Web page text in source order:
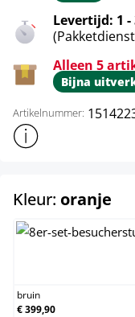
Levertijd: 1
Alleen 5
Bijna
Artikelnummer:
Toon meer
Kleur: oranje
bruin
€ 399,90